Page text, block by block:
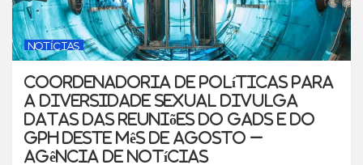
NOTÍCIAS
Coordenadoria de Políticas para
a Diversidade Sexual divulga
datas das reuniões do GADS e do
GPH deste mês de agosto –
Agência de Notícias